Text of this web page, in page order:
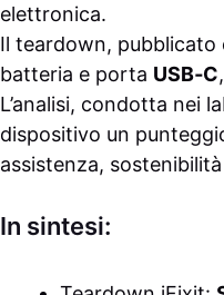
elettronica.
Il teardown, pubblicato
batteria e porta USB‑C
L’analisi, condotta nei
dispositivo un
assistenza,
In sintesi: